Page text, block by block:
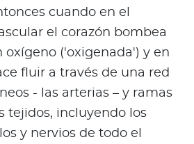
cuando en el
el corazón bombea
oxígeno ('oxigenada') y en
fluir a través de una red
- las arterias – y ramas
tejidos, incluyendo los
y nervios de todo el